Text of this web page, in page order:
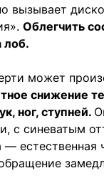
вызывает
Облегчить
лоб.
может
снижение
ног, ступней.
с синеватым
естественная